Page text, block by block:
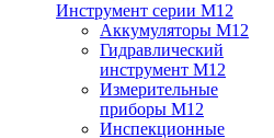
Инструмент серии M12
Аккумуляторы M12
Гидравлический
инструмент M12
Измерительные
приборы M12
Инспекционные